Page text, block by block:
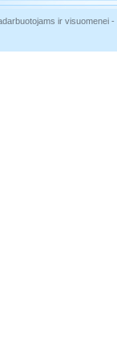
ir visuomenei